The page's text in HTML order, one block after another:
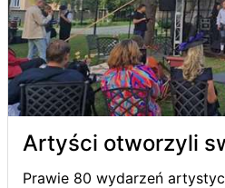
Artyści otworzyli
Prawie 80 wydarzeń